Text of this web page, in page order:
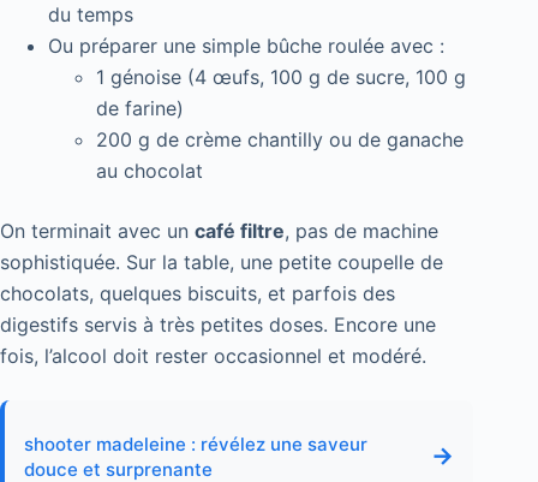
du temps
Ou préparer une simple bûche roulée avec :
1 génoise (4 œufs, 100 g de sucre, 100 g
de farine)
200 g de crème chantilly ou de ganache
au chocolat
On terminait avec un café filtre, pas de machine
sophistiquée. Sur la table, une petite coupelle de
chocolats, quelques biscuits, et parfois des
digestifs servis à très petites doses. Encore une
fois, l’alcool doit rester occasionnel et modéré.
shooter madeleine : révélez une saveur
douce et surprenante
→